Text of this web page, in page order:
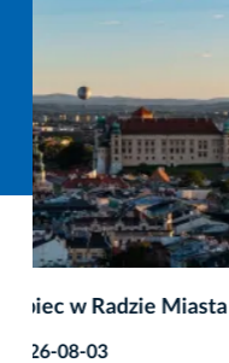
Batalia o miasto bez
2026-07-29